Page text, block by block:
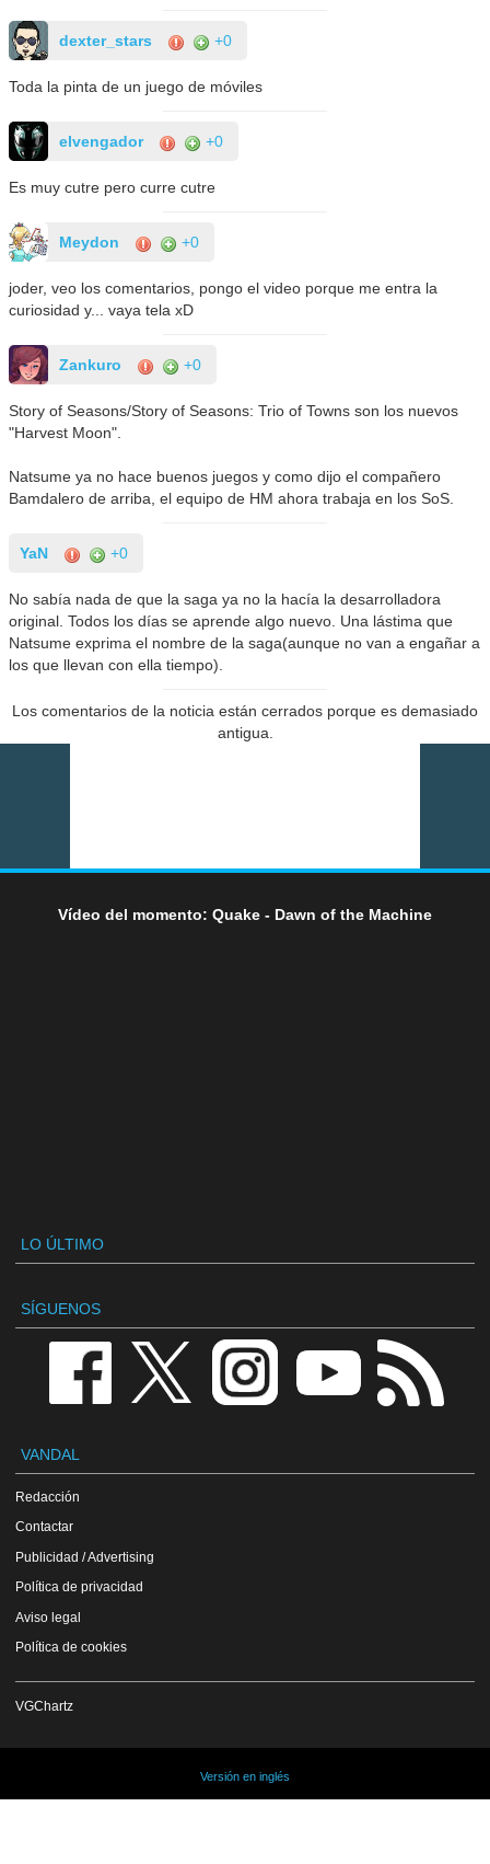
dexter_stars +0
Toda la pinta de un juego de móviles
elvengador +0
Es muy cutre pero curre cutre
Meydon +0
joder, veo los comentarios, pongo el video porque me entra la
curiosidad y... vaya tela xD
Zankuro +0
Story of Seasons/Story of Seasons: Trio of Towns son los nuevos
"Harvest Moon".
Natsume ya no hace buenos juegos y como dijo el compañero
Bamdalero de arriba, el equipo de HM ahora trabaja en los SoS.
YaN +0
No sabía nada de que la saga ya no la hacía la desarrolladora
original. Todos los días se aprende algo nuevo. Una lástima que
Natsume exprima el nombre de la saga(aunque no van a engañar a
los que llevan con ella tiempo).
Los comentarios de la noticia están cerrados porque es demasiado
antigua.
Vídeo del momento: Quake - Dawn of the Machine
LO ÚLTIMO
SÍGUENOS
VANDAL
Redacción
Contactar
Publicidad / Advertising
Política de privacidad
Aviso legal
Política de cookies
VGChartz
Versión en inglés